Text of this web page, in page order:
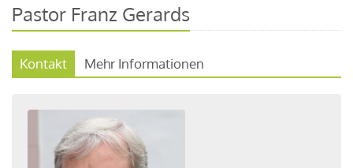
Pastor Franz Gerards
Kontakt Mehr Informationen